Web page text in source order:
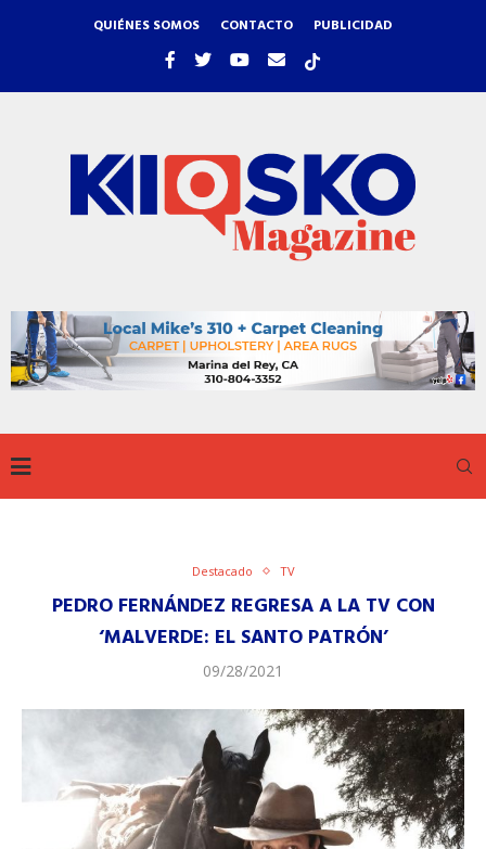
QUIÉNES SOMOS CONTACTO PUBLICIDAD
Destacado TV
PEDRO FERNÁNDEZ REGRESA A LA TV CON
‘MALVERDE: EL SANTO PATRÓN’
09/28/2021